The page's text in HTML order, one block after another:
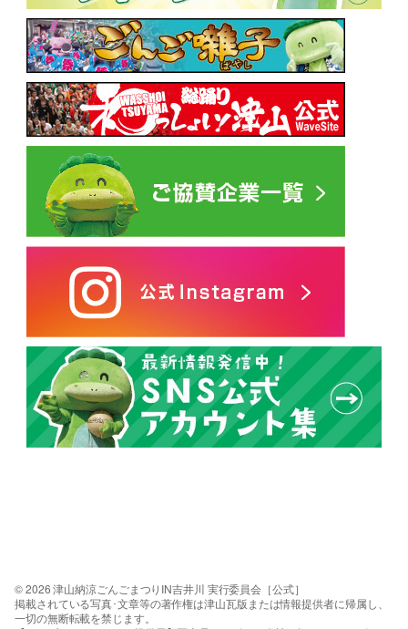
© 2026 津山納涼ごんごまつりIN吉井川 実行委員会［公式］
掲載されている写真･文章等の著作権は津山瓦版または情報提供者に帰属し、
一切の無断転載を禁じます。